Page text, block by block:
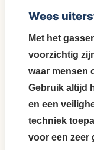
Wees
Met het
voorzichtig
waar mensen
Gebruik altijd
en een
techniek
voor een zeer